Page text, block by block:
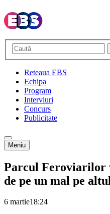
Reteaua EBS
Echipa
Program
Interviuri
Concurs
Publicitate
Meniu
Parcul Feroviarilor
de pe un mal pe
6 martie18:24